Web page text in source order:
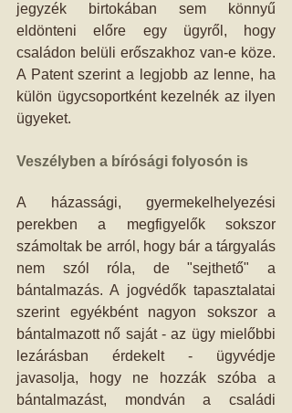
jegyzék birtokában sem könnyű
eldönteni előre egy ügyről, hogy
családon belüli erőszakhoz van-e köze.
A Patent szerint a legjobb az lenne, ha
külön ügycsoportként kezelnék az ilyen
ügyeket.
Veszélyben a bírósági folyosón is
A házassági, gyermekelhelyezési
perekben a megfigyelők sokszor
számoltak be arról, hogy bár a tárgyalás
nem szól róla, de "sejthető" a
bántalmazás. A jogvédők tapasztalatai
szerint egyékbént nagyon sokszor a
bántalmazott nő saját - az ügy mielőbbi
lezárásban érdekelt - ügyvédje
javasolja, hogy ne hozzák szóba a
bántalmazást, mondván a családi